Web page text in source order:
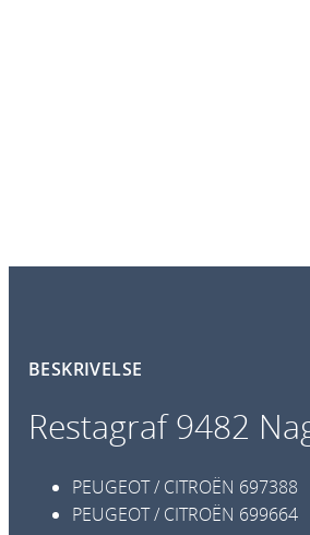
BESKRIVELSE
Restagraf 9482
PEUGEOT / CITROËN 697388
PEUGEOT / CITROËN 699664